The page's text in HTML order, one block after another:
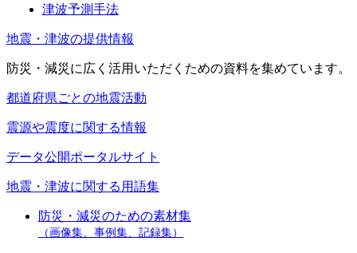
津波予測手法
地震・津波の提供情報
防災・減災に広く活用いただくための資料を集めています。
都道府県ごとの地震活動
震源や震度に関する情報
データ公開ポータルサイト
地震・津波に関する用語集
防災・減災のための素材集
（画像集、事例集、記録集）